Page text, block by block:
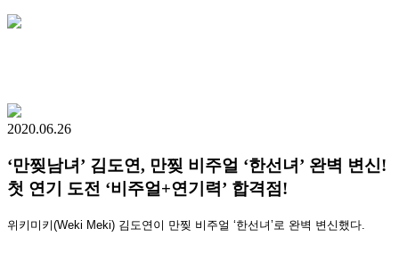
2020.06.26
‘만찢남녀’ 김도연, 만찢 비주얼 ‘한선녀’ 완벽 변신!
첫 연기 도전 ‘비주얼+연기력’ 합격점!
위키미키(Weki Meki) 김도연이 만찢 비주얼 ‘한선녀’로 완벽 변신했다.